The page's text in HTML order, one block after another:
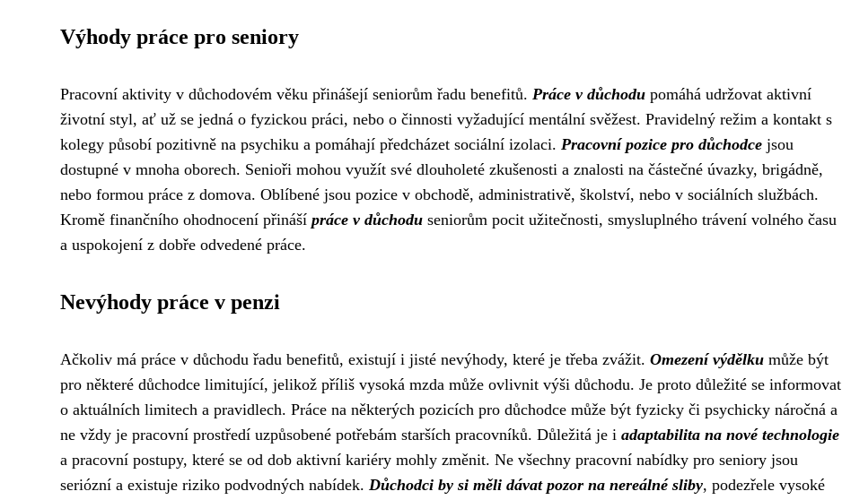
Výhody práce pro seniory
Pracovní aktivity v důchodovém věku přinášejí seniorům řadu benefitů. Práce v důchodu pomáhá udržovat aktivní
životní styl, ať už se jedná o fyzickou práci, nebo o činnosti vyžadující mentální svěžest. Pravidelný režim a kontakt s
kolegy působí pozitivně na psychiku a pomáhají předcházet sociální izolaci. Pracovní pozice pro důchodce jsou
dostupné v mnoha oborech. Senioři mohou využít své dlouholeté zkušenosti a znalosti na částečné úvazky, brigádně,
nebo formou práce z domova. Oblíbené jsou pozice v obchodě, administrativě, školství, nebo v sociálních službách.
Kromě finančního ohodnocení přináší práce v důchodu seniorům pocit užitečnosti, smysluplného trávení volného času
a uspokojení z dobře odvedené práce.
Nevýhody práce v penzi
Ačkoliv má práce v důchodu řadu benefitů, existují i jisté nevýhody, které je třeba zvážit. Omezení výdělku může být
pro některé důchodce limitující, jelikož příliš vysoká mzda může ovlivnit výši důchodu. Je proto důležité se informovat
o aktuálních limitech a pravidlech. Práce na některých pozicích pro důchodce může být fyzicky či psychicky náročná a
ne vždy je pracovní prostředí uzpůsobené potřebám starších pracovníků. Důležitá je i adaptabilita na nové technologie
a pracovní postupy, které se od dob aktivní kariéry mohly změnit. Ne všechny pracovní nabídky pro seniory jsou
seriózní a existuje riziko podvodných nabídek. Důchodci by si měli dávat pozor na nereálné sliby, podezřele vysoké